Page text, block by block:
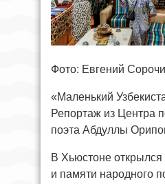
Фото: Евгений
«Маленький
Репортаж из Центра
поэта Абдуллы
В Хьюстоне открылся
и памяти народного